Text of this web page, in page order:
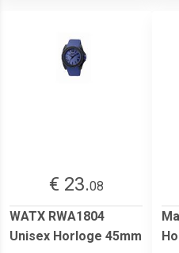
€ 23.08
WATX RWA1804
Unisex Horloge 45mm